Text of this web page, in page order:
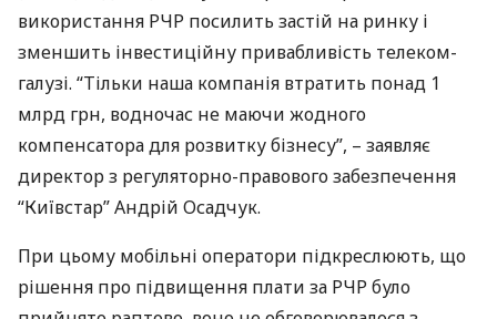
використання РЧР посилить застій на ринку і
зменшить інвестиційну привабливість телеком-
галузі. “Тільки наша компанія втратить понад 1
млрд грн, водночас не маючи жодного
компенсатора для розвитку бізнесу”, – заявляє
директор з регуляторно-правового забезпечення
“Київстар” Андрій Осадчук.
При цьому мобільні оператори підкреслюють, що
рішення про підвищення плати за РЧРбуло